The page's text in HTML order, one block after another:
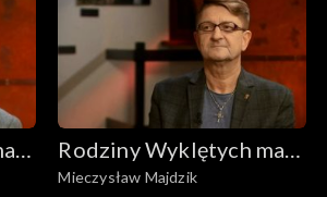
Rodziny Wyklętych mają
głos
Mieczysław Majdzik